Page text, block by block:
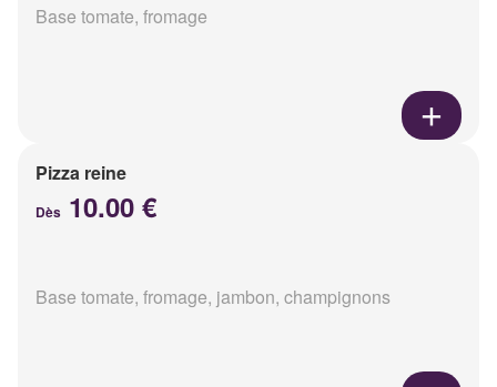
Base tomate, fromage
Pizza reine
Dès 10.00 €
Base tomate, fromage, jambon, champignons